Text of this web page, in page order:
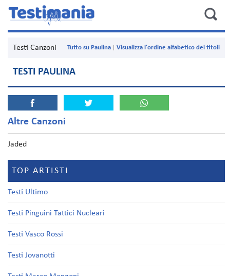
Testi Canzoni Visualizza l'ordine alfabetico dei titoli
Tutto su Paulina
TESTI PAULINA
Altre Canzoni
Jaded
TOP ARTISTI
Testi Ultimo
Testi Pinguini Tattici Nucleari
Testi Vasco Rossi
Testi Jovanotti